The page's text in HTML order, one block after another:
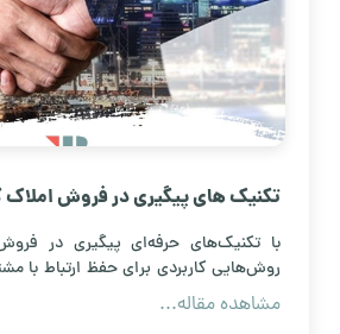
تکنیک های پیگیری در فروش
با تکنیک‌های حرفه‌ای پیگیری در
روش‌هایی کاربردی برای حفظ ارتباط با
دو برابر کردن فروش ملک.
مشاهده مقاله...